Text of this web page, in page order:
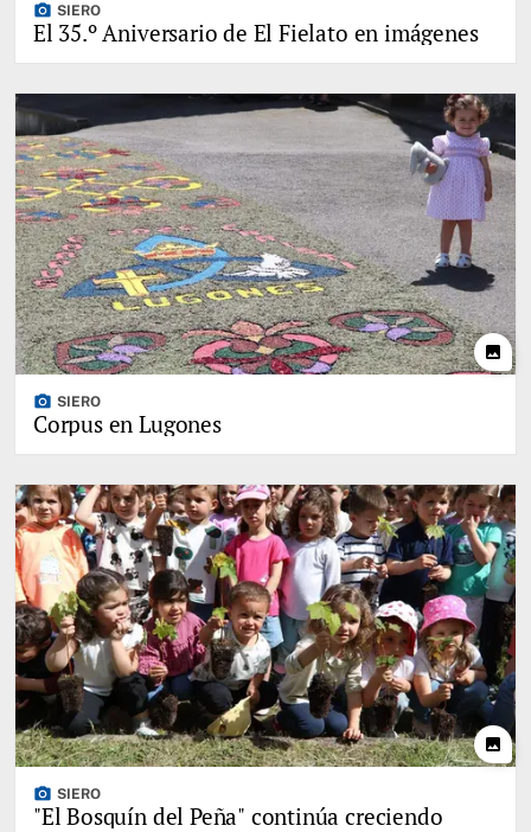
photo_camera SIERO
El 35.º Aniversario de El Fielato en imágenes
photo
photo_camera SIERO
Corpus en Lugones
photo
photo_camera SIERO
"El Bosquín del Peña" continúa creciendo